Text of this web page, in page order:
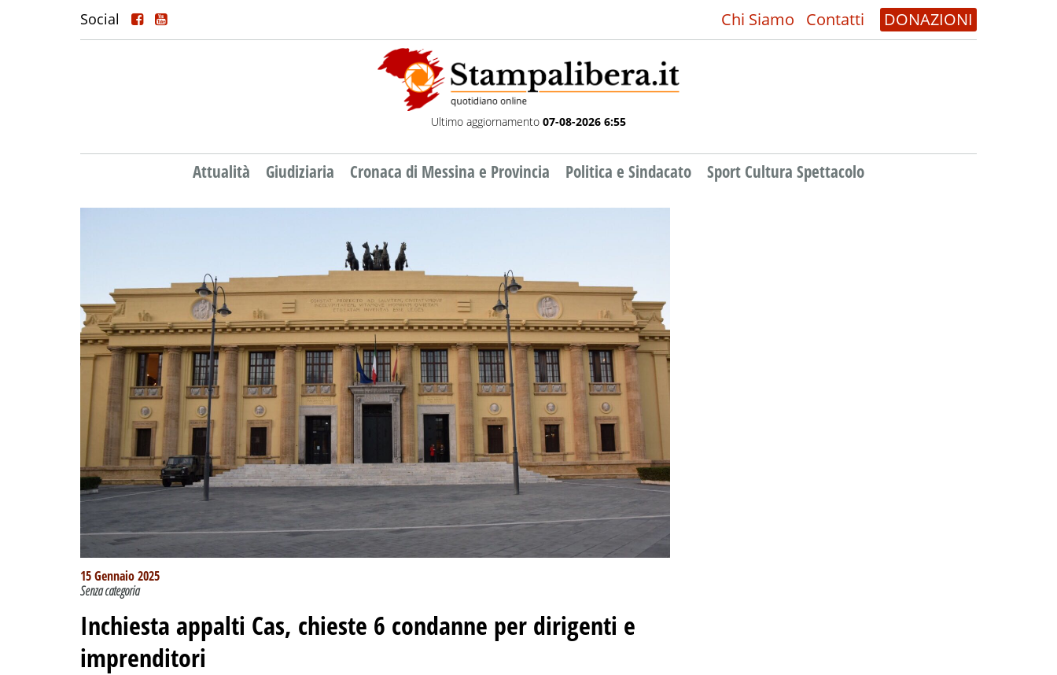
Social Chi Siamo Contatti DONAZIONI
Ultimo aggiornamento 07-08-2026 6:55
Attualità Giudiziaria Cronaca di Messina e Provincia Politica e Sindacato Sport Cultura Spettacolo
15 Gennaio 2025
Senza categoria
Inchiesta appalti Cas, chieste 6 condanne per dirigenti e
imprenditori